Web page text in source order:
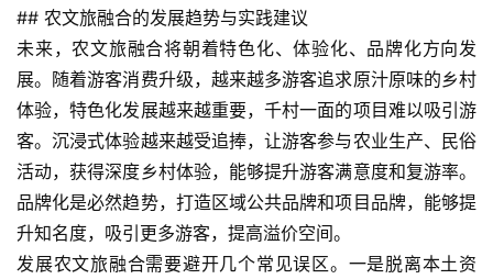
融
合
乡
村
振
兴
智
慧
登录 注册
## 农文旅融合的发展趋势与实践建议
未来，农文旅融合将朝着特色化、体验化、品牌化方向发
展。随着游客消费升级，越来越多游客追求原汁原味的乡村
体验，特色化发展越来越重要，千村一面的项目难以吸引游
客。沉浸式体验越来越受追捧，让游客参与农业生产、民俗
活动，获得深度乡村体验，能够提升游客满意度和复游率。
品牌化是必然趋势，打造区域公共品牌和项目品牌，能够提
升知名度，吸引更多游客，提高溢价空间。
发展农文旅融合需要避开几个常见误区。一是脱离本土资